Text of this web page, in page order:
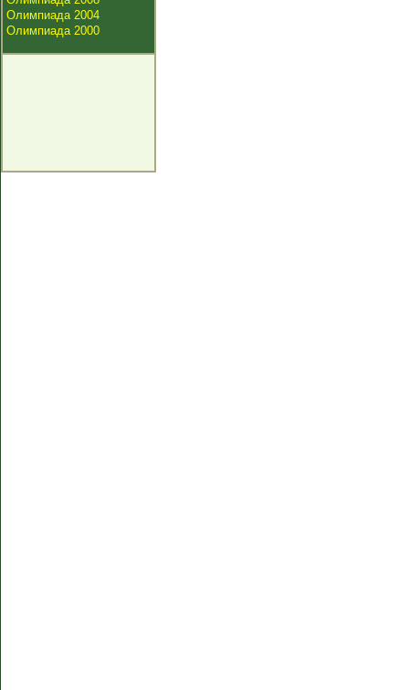
Олимпиада 2004
Олимпиада 2000